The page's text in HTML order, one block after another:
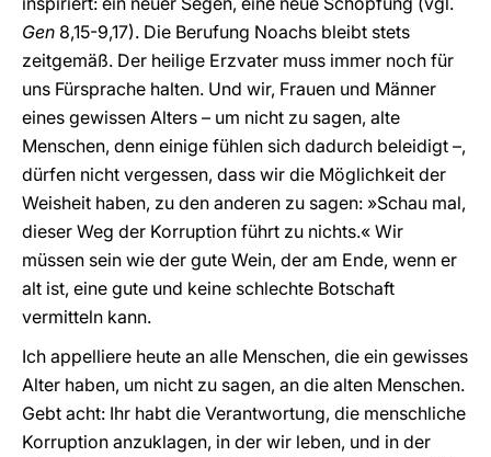
Gen 8,15-9,17). Die Berufung Noachs bleibt stets
zeitgemäß. Der heilige Erzvater muss immer noch für
uns Fürsprache halten. Und wir, Frauen und Männer
eines gewissen Alters – um nicht zu sagen, alte
Menschen, denn einige fühlen sich dadurch beleidigt –,
dürfen nicht vergessen, dass wir die Möglichkeit der
Weisheit haben, zu den anderen zu sagen: »Schau mal,
dieser Weg der Korruption führt zu nichts.« Wir
müssen sein wie der gute Wein, der am Ende, wenn er
alt ist, eine gute und keine schlechte Botschaft
vermitteln kann.
Ich appelliere heute an alle Menschen, die ein gewisses
Alter haben, um nicht zu sagen, an die alten Menschen.
Gebt acht: Ihr habt die Verantwortung, die menschliche
Korruption anzuklagen, in der wir leben, und in der